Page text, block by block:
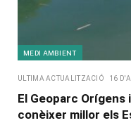
MEDI AMBIENT
ULTIMA ACTUALITZACIÓ 16
El Geoparc
conèixer millor els